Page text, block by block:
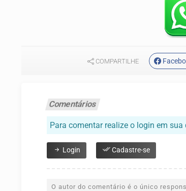
COMPARTILHE
Comentários
Para comentar realize o login em sua
Login Cadastre-se
O autor do comentário é o único